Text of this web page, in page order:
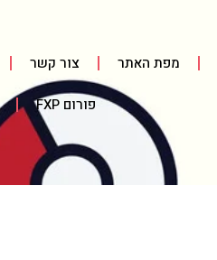
מפת האתר צור קשר
פורום FXP